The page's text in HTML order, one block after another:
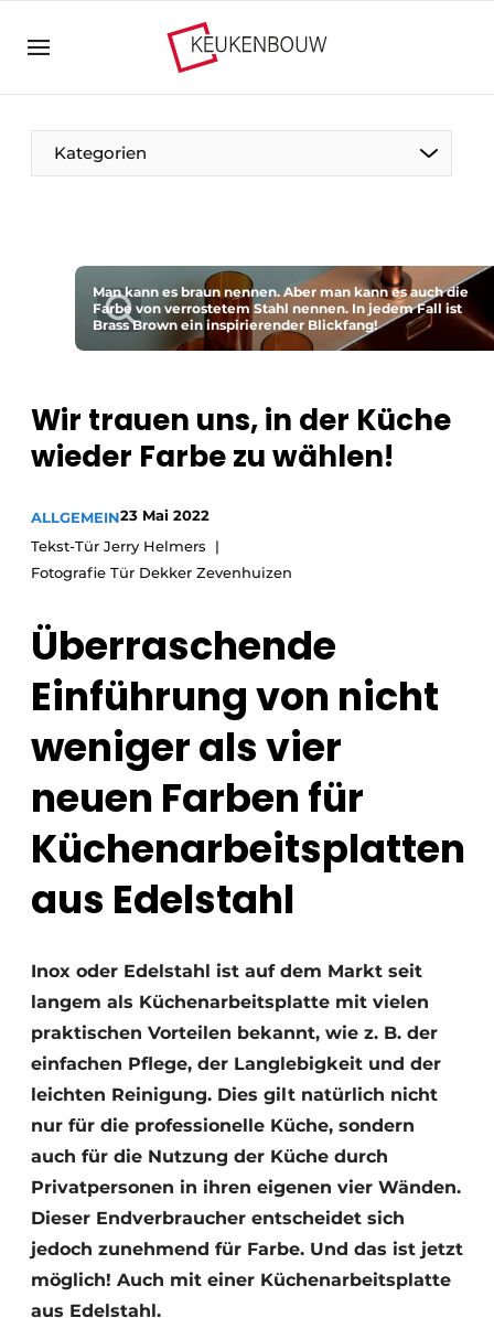
Registrieren Sie sich
Unternehmen
Kontakt
Küchenbau | Plattform zu Design und Technik in
der Küchenbranche
Magazin-Anfrage
Newsletter
Podcasts
Datenschutz / Cookie-Erklärung
Ein Stellenangebot registrieren
Offene Stellen
Kategorien
Der Stift
Zu Besuch bei
Nahrung zum Nachdenken
Arbeitsblätter
Möbelbeschläge und Schränke
Man kann es braun nennen. Aber man kann es auch die
Farbe von verrostetem Stahl nennen. In jedem Fall ist
Brass Brown ein inspirierender Blickfang!
Wir trauen uns, in der Küche
wieder Farbe zu wählen!
ALLGEMEIN23 Mai 2022
Tekst-Tür Jerry Helmers
Fotografie Tür Dekker Zevenhuizen
Überraschende
Einführung von nicht
weniger als vier
neuen Farben für
Küchenarbeitsplatten
aus Edelstahl
Inox oder Edelstahl ist auf dem Markt seit
langem als Küchenarbeitsplatte mit vielen
praktischen Vorteilen bekannt, wie z. B. der
einfachen Pflege, der Langlebigkeit und der
leichten Reinigung. Dies gilt natürlich nicht
nur für die professionelle Küche, sondern
auch für die Nutzung der Küche durch
Privatpersonen in ihren eigenen vier Wänden.
Dieser Endverbraucher entscheidet sich
jedoch zunehmend für Farbe. Und das ist jetzt
möglich! Auch mit einer Küchenarbeitsplatte
aus Edelstahl.